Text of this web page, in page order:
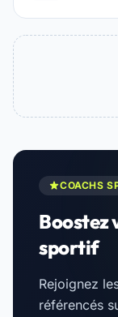
COACHS
Boostez
sportif
Rejoignez
référencés